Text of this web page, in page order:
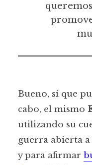
Bueno, sí que
cabo, el mismo
utilizando su
guerra abierta
y para afirmar